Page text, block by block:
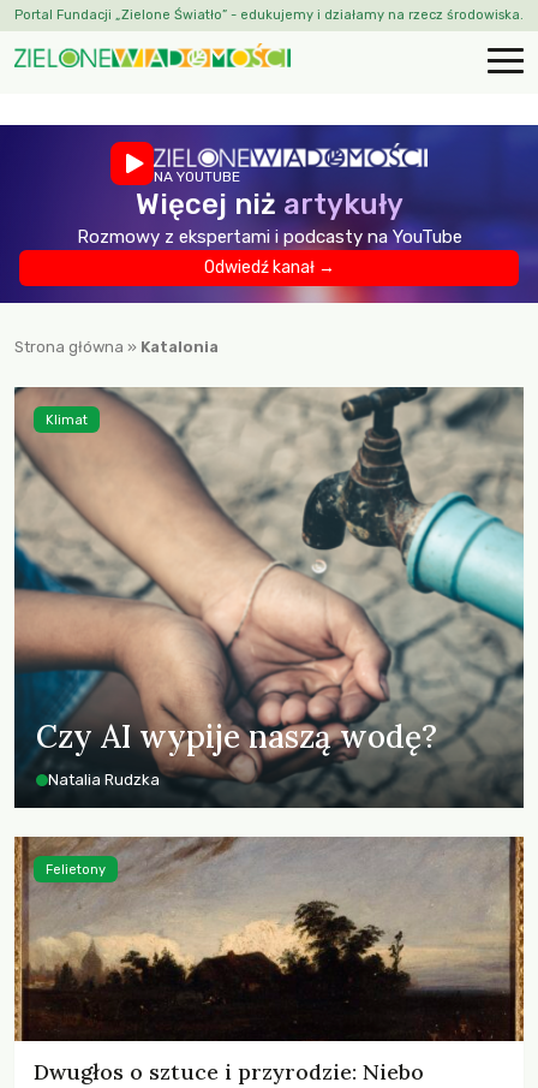
Portal Fundacji „Zielone Światło” - edukujemy i działamy na rzecz środowiska.
NA YOUTUBE
Więcej niż artykuły
Rozmowy z ekspertami i podcasty na YouTube
Odwiedź kanał →
Strona główna » Katalonia
Czy AI wypije naszą wodę?
Natalia Rudzka
Klimat
Dwugłos o sztuce i przyrodzie: Niebo
Felietony